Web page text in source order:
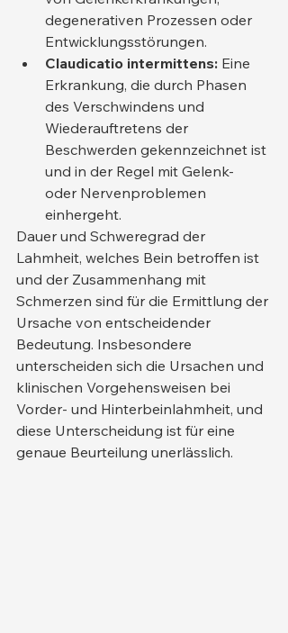
degenerativen Prozessen oder
Entwicklungsstörungen.
Claudicatio intermittens: Eine
Erkrankung, die durch Phasen
des Verschwindens und
Wiederauftretens der
Beschwerden gekennzeichnet ist
und in der Regel mit Gelenk-
oder Nervenproblemen
einhergeht.
Dauer und Schweregrad der
Lahmheit, welches Bein betroffen ist
und der Zusammenhang mit
Schmerzen sind für die Ermittlung der
Ursache von entscheidender
Bedeutung. Insbesondere
unterscheiden sich die Ursachen und
klinischen Vorgehensweisen bei
Vorder- und Hinterbeinlahmheit, und
diese Unterscheidung ist für eine
genaue Beurteilung unerlässlich.